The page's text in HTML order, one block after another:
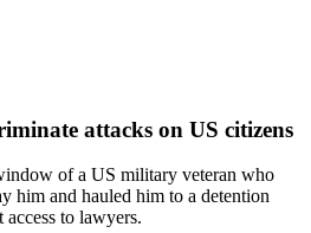
attacks on US citizens
of a US military veteran who
him and hauled him to a detention
to lawyers.